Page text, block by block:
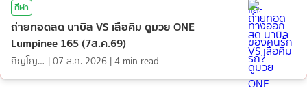
กีฬา
ถ่ายทอดสด นาบิล VS เสือคิม ดูมวย ONE
Lumpinee 165 (7ส.ค.69)
ภิญโญ ส่องแสง |07 ส.ค. 2026 |4 min read